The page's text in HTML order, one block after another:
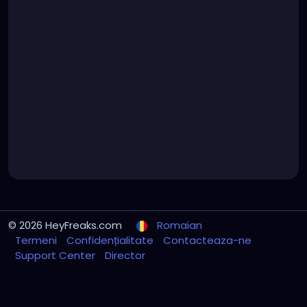
© 2026 HeyFreaks.com
Romaian
Termeni
Confidențialitate
Contacteaza-ne
Support Center
Director